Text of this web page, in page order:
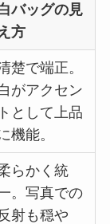
バッグの見
え方
楚で端正。
がアクセン
トとして上品
機能。
らかく統
。写真での
射も穏や